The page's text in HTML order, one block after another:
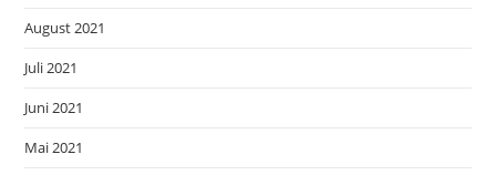
August 2021
Juli 2021
Juni 2021
Mai 2021